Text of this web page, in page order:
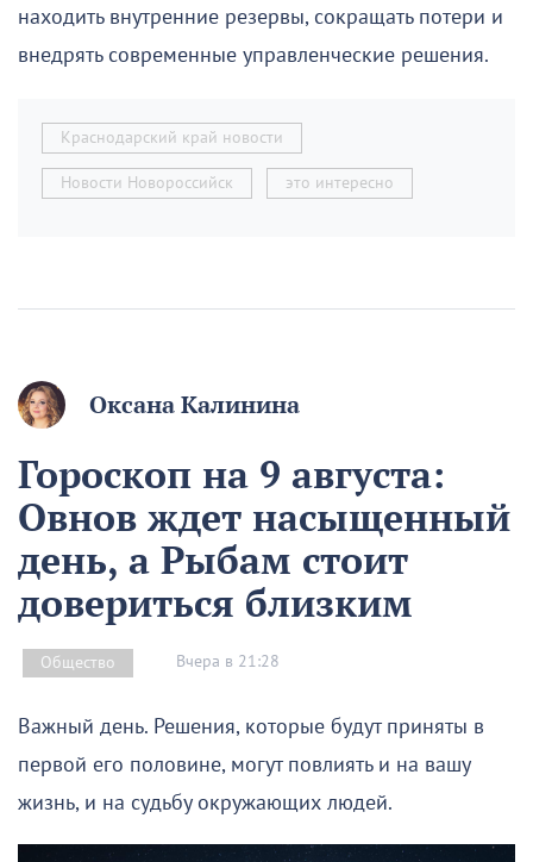
находить внутренние резервы, сокращать потери и
внедрять современные управленческие решения.
Краснодарский край новости
Новости Новороссийск это интересно
Оксана Калинина
Гороскоп на 9 августа:
Овнов ждет насыщенный
день, а Рыбам стоит
довериться близким
Общество Вчера в 21:28
Важный день. Решения, которые будут приняты в
первой его половине, могут повлиять и на вашу
жизнь, и на судьбу окружающих людей.